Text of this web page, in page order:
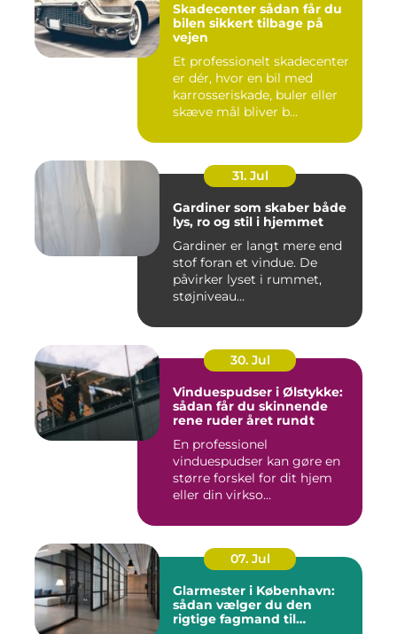
Skadecenter sådan får du
bilen sikkert tilbage på
vejen
Et professionelt skadecenter
er dér, hvor en bil med
karrosseriskade, buler eller
skæve mål bliver b...
31. Jul
Gardiner som skaber både
lys, ro og stil i hjemmet
Gardiner er langt mere end
stof foran et vindue. De
påvirker lyset i rummet,
støjniveau...
30. Jul
Vinduespudser i Ølstykke:
sådan får du skinnende
rene ruder året rundt
En professionel
vinduespudser kan gøre en
større forskel for dit hjem
eller din virkso...
07. Jul
Glarmester i København:
sådan vælger du den
rigtige fagmand til